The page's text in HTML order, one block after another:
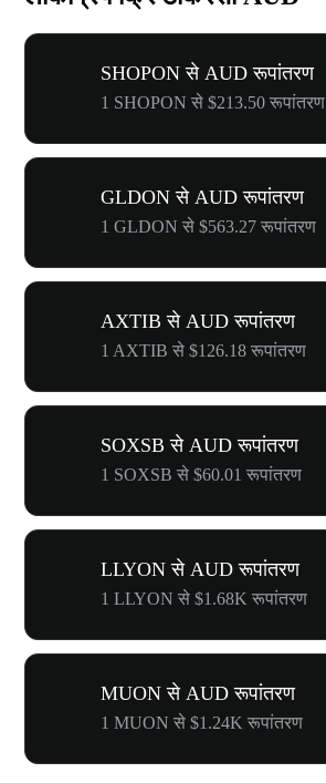
SHOPON से AUD रूपांतरण
1 SHOPON से $213.50 रूपांतरण
GLDON से AUD रूपांतरण
1 GLDON से $563.27 रूपांतरण
AXTIB से AUD रूपांतरण
1 AXTIB से $126.18 रूपांतरण
SOXSB से AUD रूपांतरण
1 SOXSB से $60.01 रूपांतरण
LLYON से AUD रूपांतरण
1 LLYON से $1.68K रूपांतरण
MUON से AUD रूपांतरण
1 MUON से $1.24K रूपांतरण